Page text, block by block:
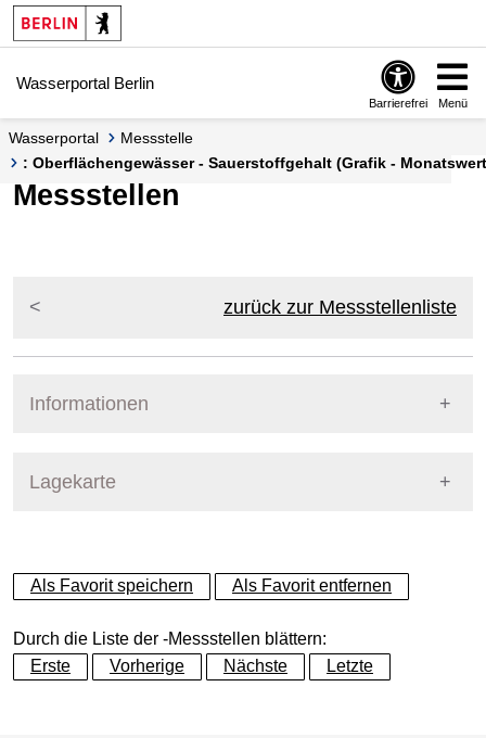
Springe zur Navigation
Springe zum Inhalt
Wasserportal Berlin
Barrierefrei Menü
Wasserportal
Messstelle
: Oberflächengewässer - Sauerstoffgehalt (Grafik -
Messstellen
zurück zur Messstellenliste
Informationen
Lagekarte
+
−
Als Favorit speichern Als Favorit entfernen
Durch die Liste der -Messstellen blättern:
Erste
Vorherige Nächste Letzte